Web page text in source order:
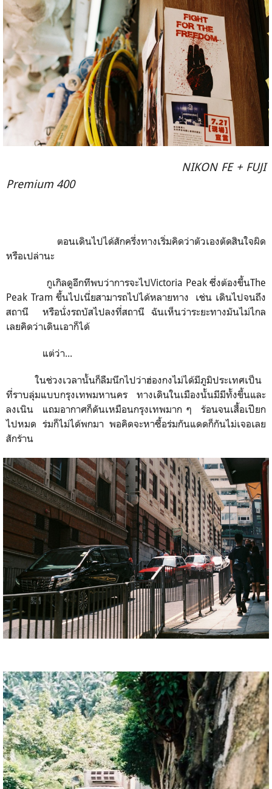
NIKON FE + FUJI
Premium 400
ตอนเดินไปได้สักครึ่งทางเริ่มคิดว่าตัวเองตัดสินใจผิด
หรือเปล่านะ
กูเกิลดูอีกทีพบว่าการจะไปVictoria Peakซึ่งต้องขึ้นThe
Peak Tramขึ้นไปเนี่ยสามารถไปได้หลายทาง
เช่น เดินไปจนถึง
สถานี
หรือนั่งรถบัสไปลงที่สถานีฉันเห็นว่าระยะทางมันไม่ไกล
เลยคิดว่าเดินเอาก็ได้
แต่ว่า...
ในช่วงเวลานั้นก็ลืมนึกไปว่าฮ่องกงไม่ได้มีภูมิประเทศเป็น
ที่ราบลุ่มแบบกรุงเทพมหานคร
ทางเดินในเมืองนั้นมีมีทั้งขึ้นและ
ลงเนิน แถมอากาศก็ดันเหมือนกรุงเทพมาก ๆ ร้อนจนเสื้อเปียก
ไปหมด ร่มก็ไม่ได้พกมา พอคิดจะหาซื้อร่มกันแดดก็กันไม่เจอเลย
สักร้าน